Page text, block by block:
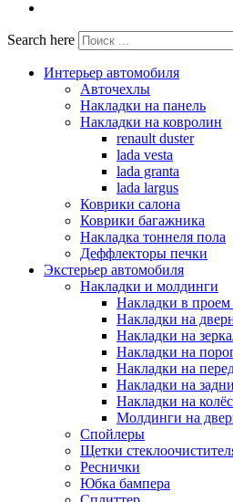
Search here
Интерьер автомобиля
Авточехлы
Накладки на панель
Накладки на ковролин
renault duster
lada vesta
lada granta
lada largus
Коврики салона
Коврики багажника
Накладка тоннеля пола
Деффлекторы печки
Экстерьер автомобиля
Накладки и молдинги
Накладки в проем
Накладки на
Накладки на
Накладки на
Накладки на
Накладки на
Накладки на
Молдинги на
Спойлеры
Щетки
Реснички
Юбка бампера